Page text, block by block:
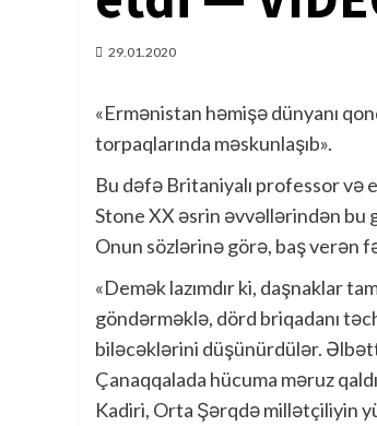
29.01.2020
«Ermənistan həmişə dünyanı
torpaqlarında məskunlaşıb».
Bu dəfə Britaniyalı professor
Stone XX əsrin əvvəllərindən bu
Onun sözlərinə görə, baş verən
«Demək lazımdır ki, daşnaklar
göndərməklə, dörd briqadanı
biləcəklərini düşünürdülər.
Çanaqqalada hücuma məruz
Kadiri, Orta Şərqdə millətçiliyin